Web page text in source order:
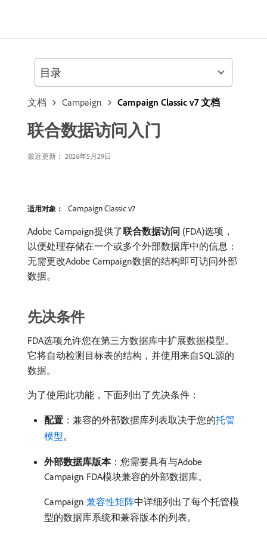
文档 Campaign Campaign Classic v7 文档
联合数据访问入门
最近更新： 2026年5月29日
适用对象： Campaign Classic v7
Adobe Campaign提供了​联合数据访问 (FDA)选项，
以便处理存储在一个或多个外部数据库中的信息：
无需更改Adobe Campaign数据的结构即可访问外部
数据。
先决条件
FDA选项允许您在第三方数据库中扩展数据模型。
它将自动检测目标表的结构，并使用来自SQL源的
数据。
为了使用此功能，下面列出了先决条件：
配置 ：兼容的外部数据库列表取决于您的托管
模型。
外部数据库版本：您需要具有与Adobe
Campaign FDA模块兼容的外部数据库。
Campaign 兼容性矩阵中详细列出了每个托管模
型的数据库系统和兼容版本的列表。
目录